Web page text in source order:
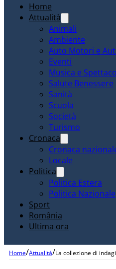
Home
Attualità
Animali
Ambiente
Auto Motori e
Eventi
Musica e
Salute Benessere
Sanità
Scuola
Società
Turismo
Cronaca
Cronaca
Locale
Politica
Politica Estera
Politica Nazionale
Sport
România
Ultima ora
Home/Attualità/La collezione di